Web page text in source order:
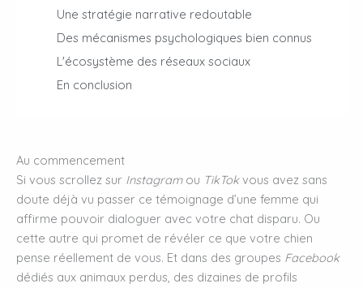
Une stratégie narrative redoutable
Des mécanismes psychologiques bien connus
L'écosystème des réseaux sociaux
En conclusion
Au commencement
Si vous scrollez sur Instagramou TikTokvous avez sans
doute déjà vu passer ce témoignage d’une femme qui
affirme pouvoir dialoguer avec votre chat disparu. Ou
cette autre qui promet de révéler ce que votre chien
pense réellement de vous. Et dans des groupes Facebook
dédiés aux animaux perdus, des dizaines de profils